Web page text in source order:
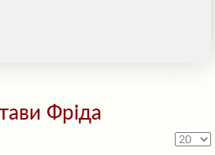
Фріда